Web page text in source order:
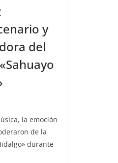
y
del
la emoción
de la
durante